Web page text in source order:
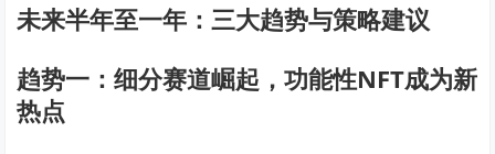
未来半年至一年：三大趋势与策略建议
趋势一：细分赛道崛起，功能性NFT成为新
热点